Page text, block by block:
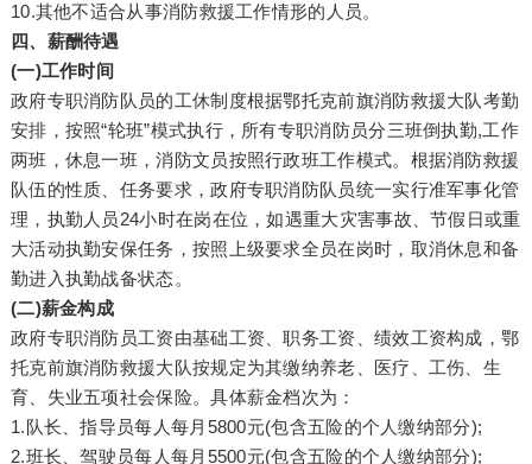
10.其他不适合从事消防救援工作情形的人员。
四、薪酬待遇
(一)工作时间
政府专职消防队员的工休制度根据鄂托克前旗消防救援大队考勤
安排，按照“轮班”模式执行，所有专职消防员分三班倒执勤,工作
两班，休息一班，消防文员按照行政班工作模式。根据消防救援
队伍的性质、任务要求，政府专职消防队员统一实行准军事化管
理，执勤人员24小时在岗在位，如遇重大灾害事故、节假日或重
大活动执勤安保任务，按照上级要求全员在岗时，取消休息和备
勤进入执勤战备状态。
(二)薪金构成
政府专职消防员工资由基础工资、职务工资、绩效工资构成，鄂
托克前旗消防救援大队按规定为其缴纳养老、医疗、工伤、生
育、失业五项社会保险。具体薪金档次为：
1.队长、指导员每人每月5800元(包含五险的个人缴纳部分);
2.班长、驾驶员每人每月5500元(包含五险的个人缴纳部分);